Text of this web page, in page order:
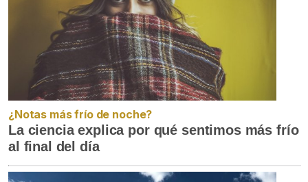
¿Notas más frío de noche?
La ciencia explica por qué sentimos más frío
al final del día